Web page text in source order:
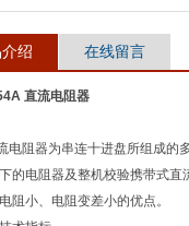
绍 在线留言
直流电阻器
电阻器为串连十进盘所组成的
的电阻器及整机校验携带式
阻小、电阻变差小的优点。